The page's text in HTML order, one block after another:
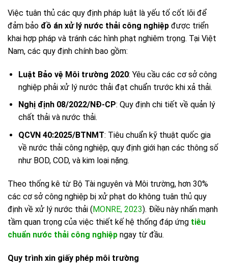
Việc tuân thủ các quy định pháp luật là yếu tố cốt lõi để
đảm bảo đồ án xử lý nước thải công nghiệp được triển
khai hợp pháp và tránh các hình phạt nghiêm trọng. Tại Việt
Nam, các quy định chính bao gồm:
Luật Bảo vệ Môi trường 2020: Yêu cầu các cơ sở công
nghiệp phải xử lý nước thải đạt chuẩn trước khi xả thải.
Nghị định 08/2022/NĐ-CP: Quy định chi tiết về quản lý
chất thải và nước thải.
QCVN 40:2025/BTNMT: Tiêu chuẩn kỹ thuật quốc gia
về nước thải công nghiệp, quy định giới hạn các thông số
như BOD, COD, và kim loại nặng.
Theo thống kê từ Bộ Tài nguyên và Môi trường, hơn 30%
các cơ sở công nghiệp bị xử phạt do không tuân thủ quy
định về xử lý nước thải (MONRE, 2023). Điều này nhấn mạnh
tầm quan trọng của việc thiết kế hệ thống đáp ứng tiêu
chuẩn nước thải công nghiệp ngay từ đầu.
Quy trình xin giấy phép môi trường